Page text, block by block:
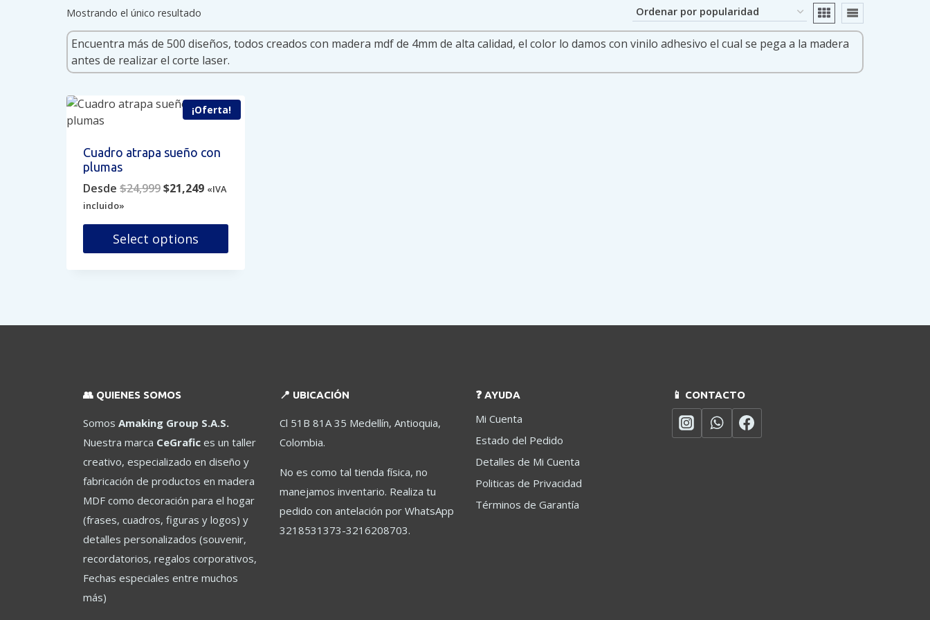
Mostrando el único resultado
¡Oferta!
Cuadro atrapa sueño con
plumas
Desde $24,999Original
was:
$24,999.
$21,249Current
is:
«IVA
incluido»
Select options
variantes.
pueden
en
la
página
de
👥 QUIENES SOMOS
Somos Amaking Group S.A.S.
Nuestra marca CeGrafic es un taller
creativo, especializado en diseño y
fabricación de productos en madera
MDF como decoración para el hogar
(frases, cuadros, figuras y logos) y
detalles personalizados (souvenir,
recordatorios, regalos corporativos,
Fechas especiales entre muchos
más)
📍 UBICACIÓN
Cl 51B 81A 35 Medellín, Antioquia,
Colombia.
No es como tal tienda física, no
manejamos inventario. Realiza tu
pedido con antelación por WhatsApp
3218531373-3216208703.
❓ AYUDA
Mi Cuenta
Estado del Pedido
Detalles de Mi Cuenta
Politicas de Privacidad
Términos de Garantía
📱 CONTACTO